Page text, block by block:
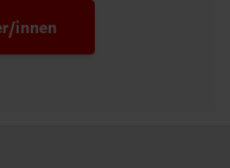
innen